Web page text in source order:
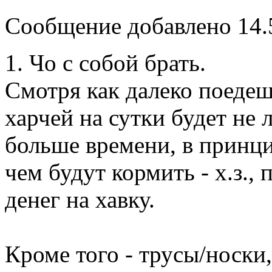
Сообщение добавлено
1. Чо с собой брать.
Смотря как далеко
харчей на сутки будет
больше времени, в
чем будут кормить - х.з.,
денег на хавку.
Кроме того - трусы/